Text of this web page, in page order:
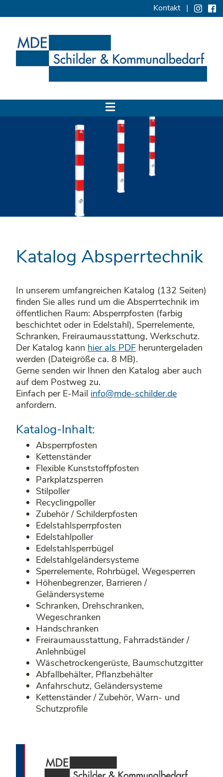
Kontakt|
Katalog Absperrtechnik
In unserem umfangreichen Katalog (132 Seiten)
finden Sie alles rund um die Absperrtechnik im
öffentlichen Raum: Absperrpfosten (farbig
beschichtet oder in Edelstahl), Sperrelemente,
Schranken, Freiraumausstattung, Werkschutz.
Der Katalog kann hier als PDF heruntergeladen
werden (Dateigröße ca. 8 MB).
Gerne senden wir Ihnen den Katalog aber auch
auf dem Postweg zu.
Einfach per E-Mail info@mde-schilder.de
anfordern.
Katalog-Inhalt:
Absperrpfosten
Kettenständer
Flexible Kunststoffpfosten
Parkplatzsperren
Stilpoller
Recyclingpoller
Zubehör / Schilderpfosten
Edelstahlsperrpfosten
Edelstahlpoller
Edelstahlsperrbügel
Edelstahlgeländersysteme
Sperrelemente, Rohrbügel, Wegesperren
Höhenbegrenzer, Barrieren /
Geländersysteme
Schranken, Drehschranken,
Wegeschranken
Handschranken
Freiraumausstattung, Fahrradständer /
Anlehnbügel
Wäschetrockengerüste, Baumschutzgitter
Abfallbehälter, Pflanzbehälter
Anfahrschutz, Geländersysteme
Kettenständer / Zubehör, Warn- und
Schutzprofile